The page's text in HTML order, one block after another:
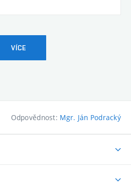
VÍCE
Odpovědnost: Mgr. Ján Podracký